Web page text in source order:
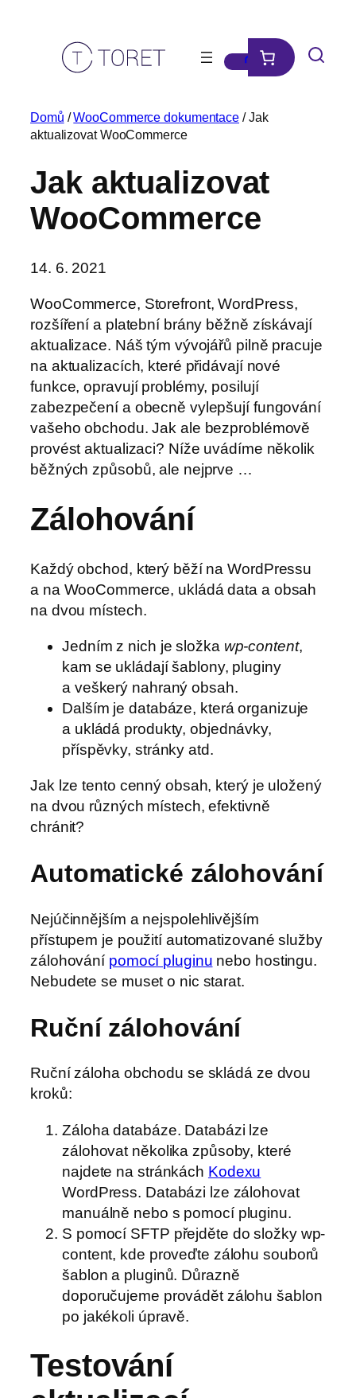
Domů /WooCommerce dokumentace / Jak
aktualizovat WooCommerce
Jak aktualizovat
WooCommerce
14. 6. 2021
WooCommerce, Storefront, WordPress,
rozšíření a platební brány běžně získávají
aktualizace. Náš tým vývojářů pilně pracuje
na aktualizacích, které přidávají nové
funkce, opravují problémy, posilují
zabezpečení a obecně vylepšují fungování
vašeho obchodu. Jak ale bezproblémově
provést aktualizaci? Níže uvádíme několik
běžných způsobů, ale nejprve …
Zálohování
Každý obchod, který běží na WordPressu
a na WooCommerce, ukládá data a obsah
na dvou místech.
Jedním z nich je složka wp-content,
kam se ukládají šablony, pluginy
a veškerý nahraný obsah.
Dalším je databáze, která organizuje
a ukládá produkty, objednávky,
příspěvky, stránky atd.
Jak lze tento cenný obsah, který je uložený
na dvou různých místech, efektivně
chránit?
Automatické zálohování
Nejúčinnějším a nejspolehlivějším
přístupem je použití automatizované služby
zálohování pomocí pluginu nebo hostingu.
Nebudete se muset o nic starat.
Ruční zálohování
Ruční záloha obchodu se skládá ze dvou
kroků:
Záloha databáze. Databázi lze
zálohovat několika způsoby, které
najdete na stránkách Kodexu
WordPress. Databázi lze zálohovat
manuálně nebo s pomocí pluginu.
S pomocí SFTP přejděte do složky wp-
content, kde proveďte zálohu souborů
šablon a pluginů. Důrazně
doporučujeme provádět zálohu šablon
po jakékoli úpravě.
Testování